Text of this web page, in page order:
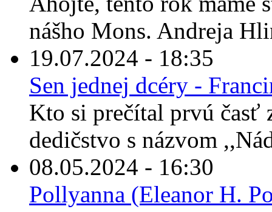
nášho Mons. Andreja
19.07.2024 - 18:35
Sen jednej dcéry -
Kto si prečítal prvú časť
dedičstvo s názvom
08.05.2024 - 16:30
Pollyanna (Eleanor H.